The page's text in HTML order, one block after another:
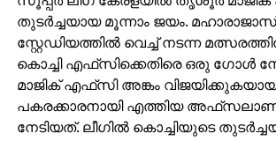
തുടര്‍ച്ചയായ മൂന്നാം ജയം. മഹാരാജാസ്
സ്റ്റേഡിയത്തില്‍ വെച്ച് നടന്ന
കൊച്ചി എഫ്‌സിക്കെതിരെ ഒരു ഗോള്‍
മാജിക് എഫ്‌സി അങ്കം
പകരക്കാരനായി എത്തിയ
നേടിയത്. ലീഗില്‍ കൊച്ചിയുടെ